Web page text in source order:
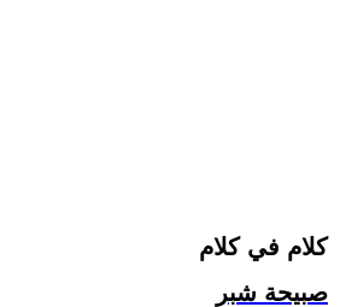
كلام في كلام
صبيحة شبر